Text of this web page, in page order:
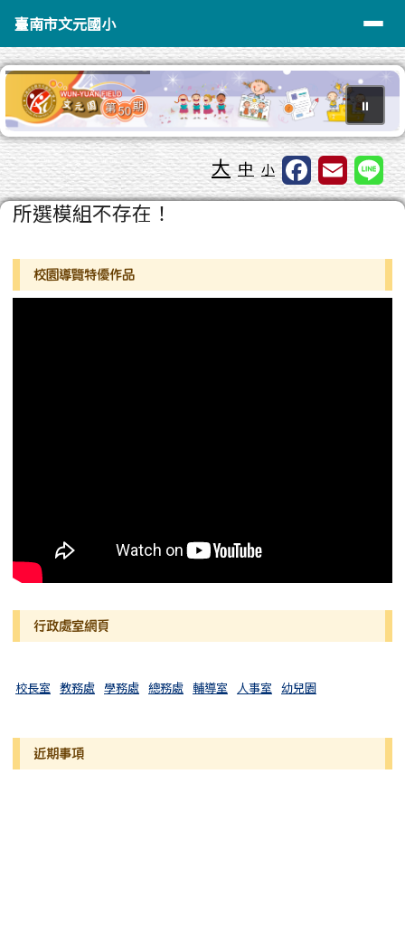
跳至主內容區
臺南市文元國小
導覽列
臺南市文元國小
⏸
工具列 大 中 小
主內容區域
所選模組不存在！
左邊區域內容
校園導覽特優作品
行政處室網頁
校長室 教務處 學務處 總務處 輔導室 人事室 幼兒園
近期事項
頁尾區域